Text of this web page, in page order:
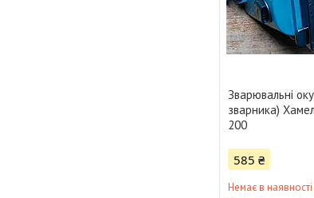
Зварювальні
зварника)
200
585 ₴
Немає в наявності